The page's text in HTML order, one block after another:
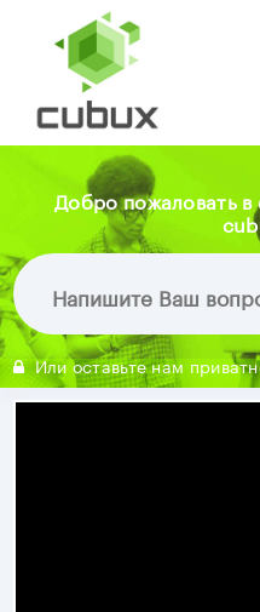
Добро пожаловать
Или оставьте нам